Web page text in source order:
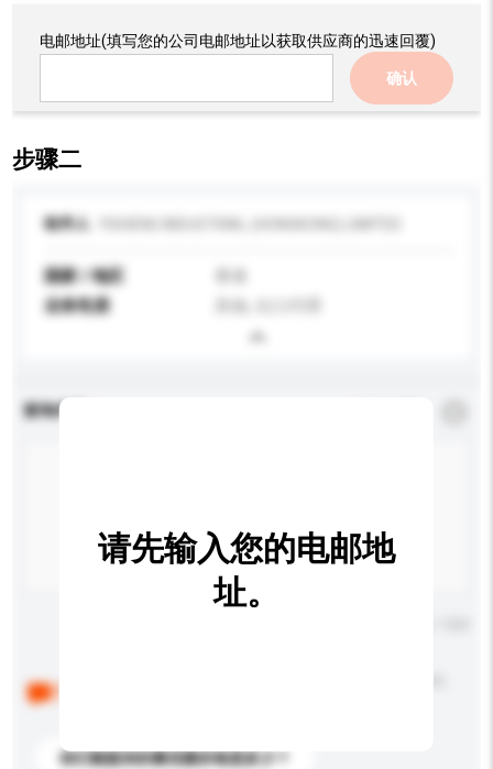
电邮地址(填写您的公司电邮地址以获取供应商的迅速回覆)
确认
步骤二
收件人
国家 / 地区
业务性质
查询内容
你们能提供的最优惠价格是多少？
请先输入您的电邮地
址。